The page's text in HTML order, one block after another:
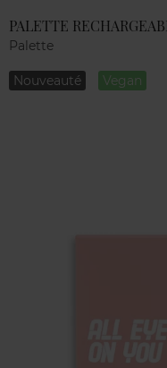
PALETTE
Palette
Nouveauté Vegan